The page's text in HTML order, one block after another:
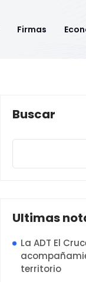
Firmas
Buscar
Ultimas
La ADT El
territorio